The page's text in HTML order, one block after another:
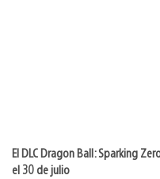
El DLC Dragon Ball: Sparking
el 30 de julio